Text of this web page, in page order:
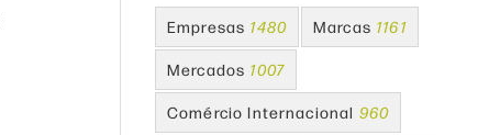
Empresas 1480 Marcas 1161
Mercados 1007
Comércio Internacional 960